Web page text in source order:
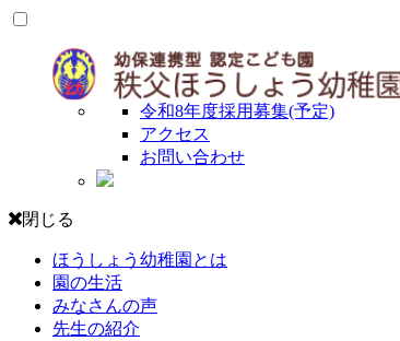
令和8年度採用募集(予定)
アクセス
お問い合わせ
閉じる
ほうしょう幼稚園とは
園の生活
みなさんの声
先生の紹介